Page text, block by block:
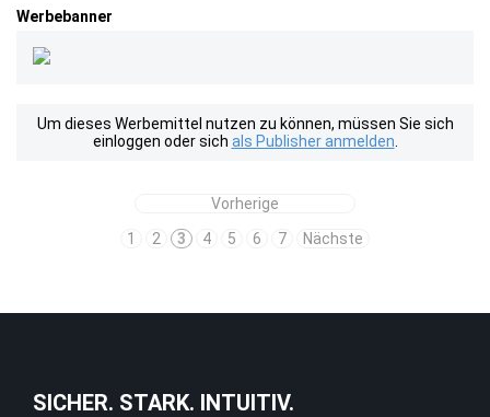
Werbebanner
Um dieses Werbemittel nutzen zu können, müssen Sie sich
einloggen oder sich als Publisher anmelden
Vorherige
1
2 3 4 5 6 7 Nächste
SICHER. STARK. INTUITIV.